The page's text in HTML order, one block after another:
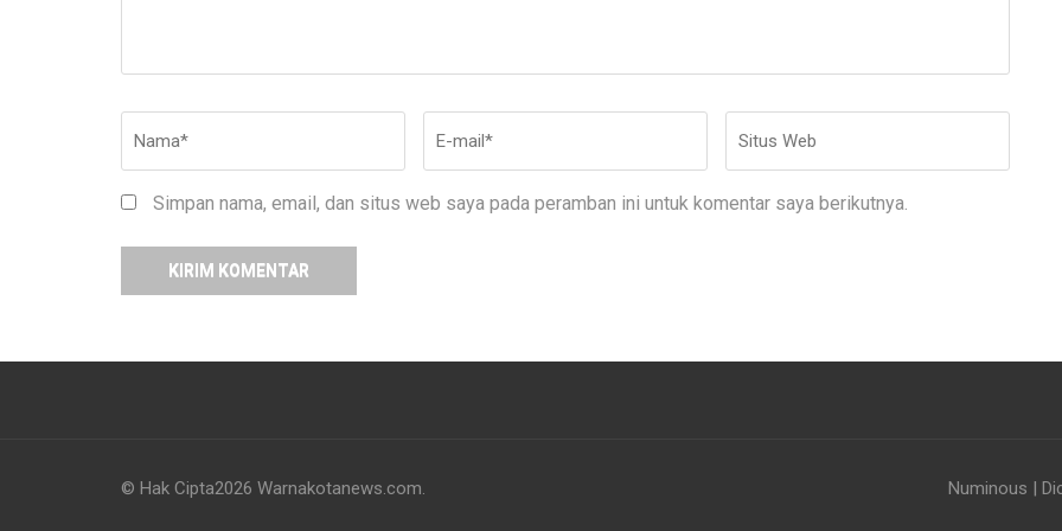
mail*
Web
Simpan nama, email, dan situs web saya pada peramban ini untuk komentar saya berikutnya.
© Hak Cipta2026 Warnakotanews.com Numinous |